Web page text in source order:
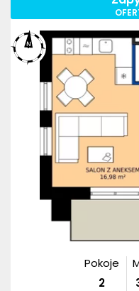
Pokoje
2